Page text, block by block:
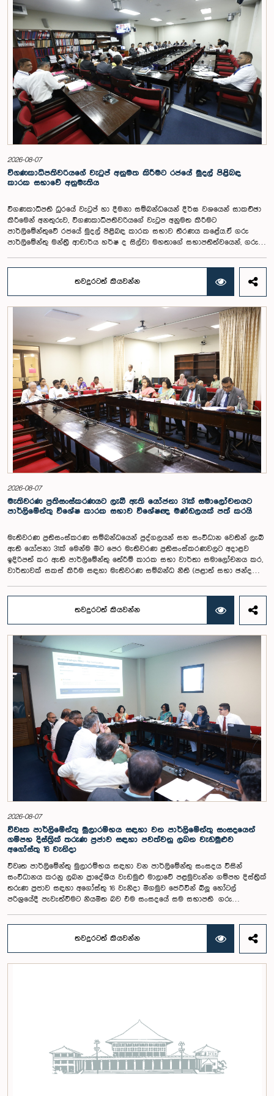
2026-08-07
විගණකාධිපතිවරියගේ වැටුප් අනුමත කිරීමට රජයේ මුදල් පිළිබඳ
කාරක සභාවේ අනුමැතිය
විගණකාධිපති ධුරයේ වැටුප් හා දීමනා සම්බන්ධයෙන් දීර්ඝ වශයෙන් සාකච්ඡා
කිරීමෙන් අනතුරුව, විගණකාධිපතිවරියගේ වැටුප අනුමත කිරීමට
පාර්ලිමේන්තුවේ රජයේ මුදල් පිළිබඳ කාරක සභාව තීරණය කළේය.ඒ ගරු
පාර්ලිමේන්තු මන්ත්‍රී ආචාර්ය හර්ෂ ද සිල්වා මහතාගේ සභාපතිත්වයෙන්, ගරු
බස්නායක, එම්.කේ.එම්. අස්ලම්, තිලිණ සමරකෝන් සහ චම්පික හෙට්ටිආරච්චි
යන මහත්ම මහත්මීන්ගේ සහභාගීත්වයෙන් මෙම කාරක සභාව
පාර්ලිමේන්තුවේදී පසුගියදා (04) රැස්වූ අවස්ථාවේදීය. ශ්‍රී ලංකා ප්‍රජාතාන්ත්‍රික
සමාජවාදී ජනරජයේ ආණ්ඩුක්‍රම ව්‍යවස්ථාවේ 153(2) ව්‍යවස්ථාව ප්‍රකාරව
විගණකාධිපති ධුරයේ වැටුප් සම්බන්ධයෙන් අදාළ යෝජනාව කාරක සභාවේ
අවධානයට යොමු කර තිබිණි.එහිදී විගණකාධිපතිවරියගේ වගකීම්, රාජ්‍ය මූල්‍ය
අධීක්ෂණය හා විගණන ක්ෂේත්‍රයේ ස්වාධීනත්වය ඇතුළු කරුණු සැලකිල්ලට
ගනිමින් වැටුප් මට්ටම පිළිබඳව කාරක සභා සභාපතිවරයා ඇතුළු මන්ත්‍රීවරුන්
විසින් අදහස් හා යෝජනා ඉදිරිපත් කරන ලදී. ආණ්ඩුක්‍රම ව්‍යස්ථාවේ 170 වෙනි
ව්‍යවස්ථාව ප්‍රකාරව විගණකාධිපති රාජ්‍ය සේවකයකු නොවන බවත් පවත්නා
රාජ්‍ය වැටුප් පරිමාණයෙන් බැහැරව විගණකාධිපතිවරයාගේ වැටුප සඳහා
විශේෂ සැලකිල්ලක් යොමු කළ හැකි බවත් මෙහිදි වැඩිදුරටත් අදහස් දක්වමින්
කාරක සභාව පවසා සිටියේය. යොජිත වැටුප, මීට පෙර සිටි
විගණකාධිපතිවරුන්ගේ වැටුප් ද සලකා බලමින් මෙම තිරණයට එළඹුණ බව
නිලධාරීන් විසින් පවසන ලදී. මිට පෙර, එය ජාතික වැටුප් හා සේවක සංඛ්‍යා
කොමිෂන් සභාවෙන් තිරණය කළ ද වර්තමානයේ එවැනි කොමිසමක් නොමැති
බවත් නිලධාරීහු සදහන් කළහ.විගණකාධිපතිවරිය සඳහා යෝජිත වැටුප්
මට්ටම අනුමත කළ ද, එම තනතුරට පැවරී ඇති වගකීම් සහ කාර්යභාරය
සැලකිල්ලට ගනිමින් වැටුප තවදුරටත් ඉහළ මට්ටමක පැවතිය යුතු බවට කාරක
සභා සභාපතිවරයා ඇතුළු මන්ත්‍රීවරුන්ගේ අදහස විය. ඒ අනුව, අදාළ වැටුප්
මට්ටම සම්බන්ධයෙන් ඉදිරියේදී තවදුරටත් අවධානය යොමු කර අවශ්‍ය තීරණ
ගැනීමේ අවශ්‍යතාව ද කාරක සභාවේදී පෙන්වා දුන් අතර ස්ථිර සහ ස්වධින
වැටුප් හා සේවක සංඛ්‍යා කොමිෂන් සභාවක් ස්ථාපිත කරන ලෙස කාරක
තවදුරටත් කියවන්න
2026-08-07
මැතිවරණ ප්‍රතිසංස්කරණයට ලැබී ඇති යෝජනා 31ක් සමාලෝචනයට
පාර්ලිමේන්තු විශේෂ කාරක සභාව විශේෂඥ මණ්ඩලයක් පත් කරයි
මැතිවරණ ප්‍රතිසංස්කරණ සම්බන්ධයෙන් පුද්ගලයන් සහ සංවිධාන වෙතින් ලැබී
ඇති යෝජනා 31ක් මෙන්ම මීට පෙර මැතිවරණ ප්‍රතිසංස්කරණවලට අදාළව
ඉදිරිපත් කර ඇති පාර්ලිමේන්තු තේරීම් කාරක සභා වාර්තා සමාලෝචනය කර,
වාර්තාවක් සකස් කිරීම සඳහා මැතිවරණ සම්බන්ධ නීති (පළාත් සභා ඡන්ද
කාරක සභාව රාජ්‍ය පරිපාලන, පළාත් සභා සහ පළාත් පාලන ගරු අමාත්‍ය
මහාචාර්ය ඒ.එච්.එම්.එච්. අබයරත්න මහතාගේ සභාපතිත්වයෙන්
පාර්ලිමේන්තුවේදී පසුගියදා රැස් වූ අවස්ථාවේදීය.එහිදී 2004, 2007 සහ 2022
වසරවල පාර්ලිමේන්තු තේරීම් කාරක සභා වාර්තා මෙන්ම පුද්ගලයන් හා
සංවිධාන විසින් ඉදිරිපත් කර ඇති යෝජනා 31ක් පදනම් කර ගනිමින් මැතිවරණ
ප්‍රතිසංස්කරණ සම්බන්ධයෙන් දීර්ඝ ලෙස සාකච්ඡා කෙරිණි.සාකච්ඡාවේදී පළාත්
පාලන මැතිවරණ ක්‍රමය සඳහා මිශ්‍ර මැතිවරණ ක්‍රමයක් හඳුන්වා දීම, සුළු පක්ෂ
හා සුළුතර කණ්ඩායම්වල නියෝජනය තහවුරු කිරීම, කාන්තා නියෝජනය
වැඩිදියුණු කිරීම, විද්‍යුත් ඡන්ද ක්‍රමවේදයක් හඳුන්වා දීම සහ කල්තියා ඡන්දය
ප්‍රකාශ කිරීමේ පහසුකම් සැලසීම ඇතුළු යෝජනා පිළිබඳව අවධානය යොමු
විය. එමෙන්ම විදේශගත ශ්‍රී ලාංකිකයන්ට ඡන්ද අයිතිය ලබාදීම සම්බන්ධයෙන්
වන යෝජනා පිළිබඳව ද සලකා බැලුණු අතර, ඒ සඳහා අවශ්‍ය නීතිමය හා
පරිපාලනමය ප්‍රතිපාදන පිළිබඳ වැඩිදුර අධ්‍යයනය කිරීමේ අවශ්‍යතාව
අවධාරණය කෙරිණි.කාරක සභාව විසින් පත් කළ විශේෂඥ මණ්ඩලය මඟින්
ලැබී ඇති යෝජනා 31 සහ පූර්ව පාර්ලිමේන්තු තේරීම් කාරක සභා වාර්තා
විශ්ලේෂණය කර ප්‍රායෝගික නිර්දේශ සහිත වාර්තාවක් සකස් කිරීමට නියමිත
අතර, එම නිර්දේශ සමාලෝචනය කිරීම සඳහා ඉදිරි කටයුතු සිදු කිරීමට කාරක
සභාව තීරණය කළේය.මෙම රැස්වීමට කාරක සභා සාමාජික ගරු අමාත්‍ය
ආචාර්ය උපාලි පන්නිලගේ මහතා සහ ගරු පාර්ලිමේන්තු මන්ත්‍රීවරුන් වන රවී
කරුණානායක, රුවන්තිලක ජයකොඩි සහ කදිරවේලු ෂන්මුගම් කුගදාසන් යන
මහත්වරු සහභාගී වූහ.
තවදුරටත් කියවන්න
2026-08-07
විවෘත පාර්ලිමේන්තු මුලාරම්භය සඳහා වන පාර්ලිමේන්තු සංසදයෙන්
ගම්පහ දිස්ත්‍රික් තරුණ ප්‍රජාව සඳහා පවත්වනු ලබන වැඩමුළුව
අගෝස්තු 16 වැනිදා
විවෘත පාර්ලිමේන්තු මුලාරම්භය සඳහා වන පාර්ලිමේන්තු සංසදය විසින්
සංවිධානය කරනු ලබන ප්‍රාදේශීය වැඩමුළු මාලාවේ පළමුවැන්න ගම්පහ දිස්ත්‍රික්
තරුණ ප්‍රජාව සඳහා අගෝස්තු 16 වැනිදා මීගමුව ජෙට්වින් බ්ලූ හෝටල්
පරිශ්‍රයේදී පැවැත්වීමට නියමිත බව එම සංසදයේ සම සභාපති ගරු
සහභාගීත්වයෙන් විවෘත පාර්ලිමේන්තු සංකල්පය තවදුරටත් ප්‍රවර්ධනය කිරීමේ
අරමුණින් මෙම වැඩමුළු මාලාව සංවිධානය කෙරෙන අතර සංසදයේ සාමාජික
මන්ත්‍රීවරු මෙන්ම ගම්පහ දිස්ත්‍රික් පාර්ලිමේන්තු මන්ත්‍රීවරුන් ද මෙම අවස්ථාවට
සංසදයේ සාමාජික මන්ත්‍රීවරු සහ වැඩමුළු මාලාව සඳහා අනුග්‍රාහකත්වය
සපයන සංවර්ධන සහකරු වන CII (Coalition for Inclusive Impact)
ආයතනයේ නියෝජිතයෝ එක්ව සිටියහ.මෙම වැඩමුළුව සඳහා සහභාගීවීමට
අපේක්ෂා කරන ගම්පහ දිස්ත්‍රික්කයේ වයස අවු 18 – 35 අතර තරුණ තරුණියන්
https://forms.gle/aVp5UzhLbtPSmVap8 සබැඳිය ඔස්සේ අදාළ පෝරමය
සම්පූර්ණ කොට ලියාපදිංචි විය විය යුතුය.
තවදුරටත් කියවන්න